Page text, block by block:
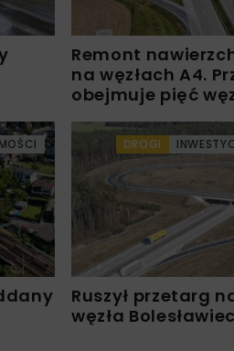
Remont
na węzłach A4.
obejmuje pięć
DROGI
Ruszył przetarg
węzła